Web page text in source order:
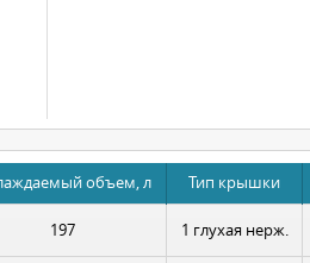
объем, л Тип крышки
197 1 глухая нерж.